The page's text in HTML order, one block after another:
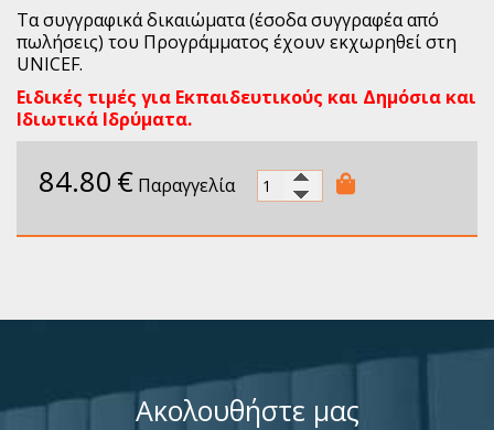
Τα συγγραφικά δικαιώματα (έσοδα συγγραφέα από
πωλήσεις) του Προγράμματος έχουν εκχωρηθεί στη
UNICEF.
Ειδικές τιμές για Εκπαιδευτικούς και Δημόσια και
Ιδιωτικά Ιδρύματα.
84.80 € Παραγγελία
Ακολουθήστε μας